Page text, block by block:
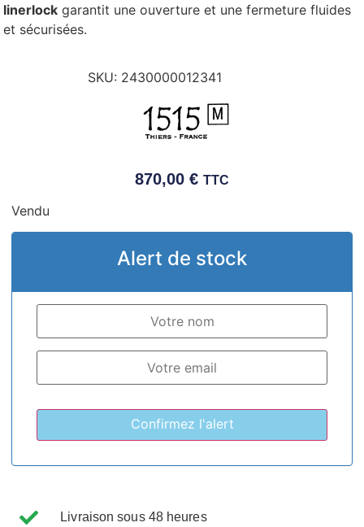
linerlock garantit une ouverture et une fermeture fluides
et sécurisées.
SKU: 2430000012341
870,00 € TTC
Vendu
Alert de stock
Livraison sous 48 heures